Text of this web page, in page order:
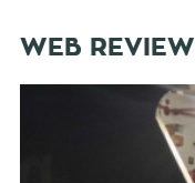
WEB REVIEW